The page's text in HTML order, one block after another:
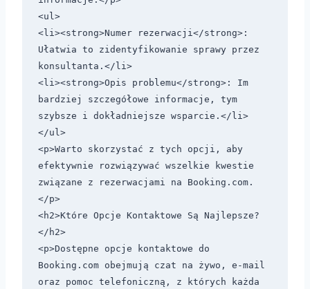
<ul>
<li><strong>Numer rezerwacji</strong>:
Ułatwia to zidentyfikowanie sprawy przez
konsultanta.</li>
<li><strong>Opis problemu</strong>: Im
bardziej szczegółowe informacje, tym
szybsze i dokładniejsze wsparcie.</li>
</ul>
<p>Warto skorzystać z tych opcji, aby
efektywnie rozwiązywać wszelkie kwestie
związane z rezerwacjami na Booking.com.
</p>
<h2>Które Opcje Kontaktowe Są Najlepsze?
</h2>
<p>Dostępne opcje kontaktowe do
Booking.com obejmują czat na żywo, e-mail
oraz pomoc telefoniczną, z których każda